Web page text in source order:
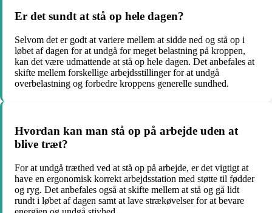
Er det sundt at stå op hele dagen?
Selvom det er godt at variere mellem at sidde ned og stå op i
løbet af dagen for at undgå for meget belastning på kroppen,
kan det være udmattende at stå op hele dagen. Det anbefales at
skifte mellem forskellige arbejdsstillinger for at undgå
overbelastning og forbedre kroppens generelle sundhed.
Hvordan kan man stå op på arbejde uden at
blive træt?
For at undgå træthed ved at stå op på arbejde, er det vigtigt at
have en ergonomisk korrekt arbejdsstation med støtte til fødder
og ryg. Det anbefales også at skifte mellem at stå og gå lidt
rundt i løbet af dagen samt at lave strækøvelser for at bevare